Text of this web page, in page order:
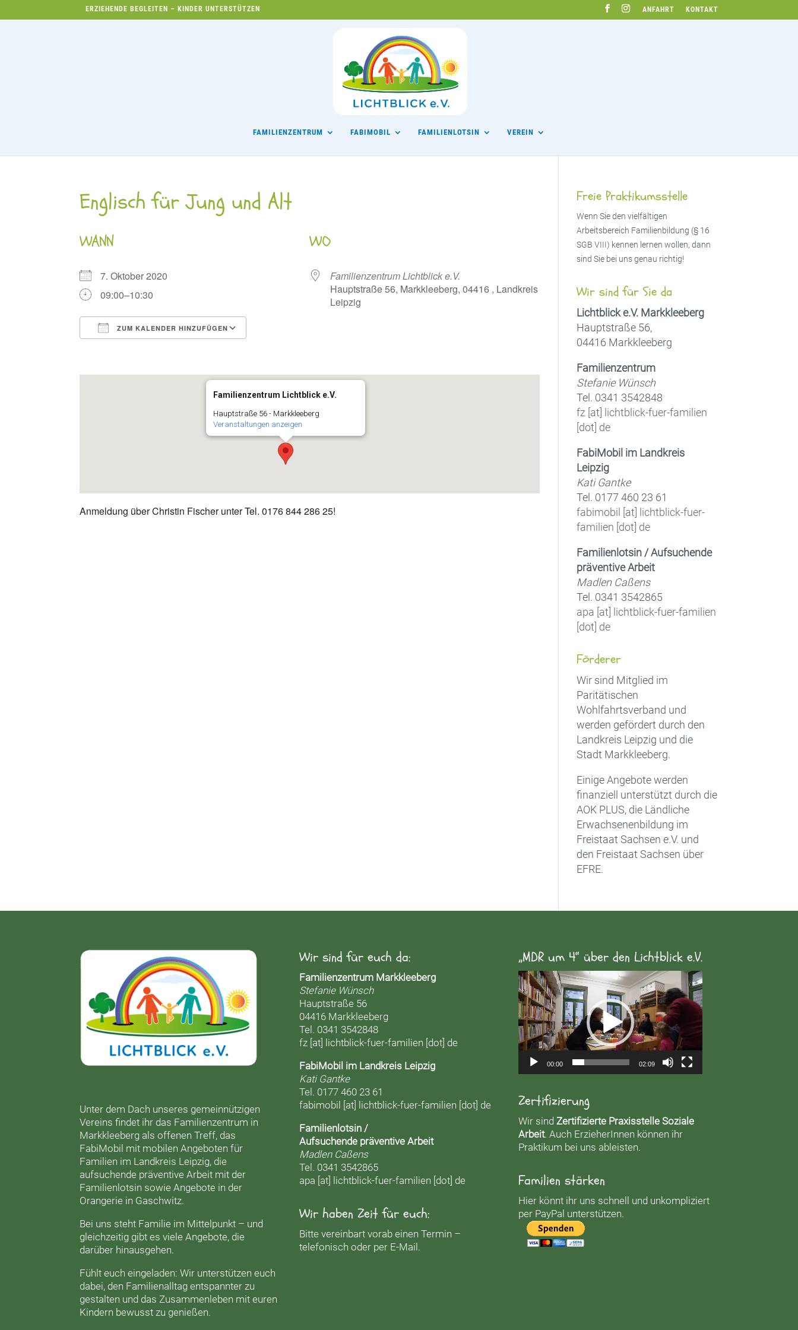
ERZIEHENDE BEGLEITEN – KINDER UNTERSTÜTZEN ANFAHRT KONTAKT
FAMILIENZENTRUM FABIMOBIL FAMILIENLOTSIN VEREIN
Englisch für Jung und Alt
WANN
7. Oktober 2020
09:00–10:30
ZUM KALENDER HINZUFÜGEN
Office 365
WO
Familienzentrum Lichtblick e.V.
Hauptstraße 56, Markkleeberg, 04416 , Landkreis
Leipzig
Familienzentrum Lichtblick e.V.
Hauptstraße 56 - Markkleeberg
Veranstaltungen anzeigen
Anmeldung über Christin Fischer unter Tel. 0176 844 286 25!
Freie Praktikumsstelle
Wenn Sie den vielfältigen
Arbeitsbereich Familienbildung (§ 16
SGB VIII) kennen lernen wollen, dann
sind Sie bei uns genau richtig!
Wir sind für Sie da
Lichtblick e.V. Markkleeberg
Hauptstraße 56,
04416 Markkleeberg
Familienzentrum
Stefanie Wünsch
Tel. 0341 3542848
fz [at] lichtblick-fuer-familien
[dot] de
FabiMobil im Landkreis
Leipzig
Kati Gantke
Tel. 0177 460 23 61
fabimobil [at] lichtblick-fuer-
familien [dot] de
Familienlotsin / Aufsuchende
präventive Arbeit
Madlen Caßens
Tel. 0341 3542865
apa [at] lichtblick-fuer-familien
[dot] de
Förderer
Wir sind Mitglied im
Paritätischen
Wohlfahrtsverband und
werden gefördert durch den
Landkreis Leipzig und die
Stadt Markkleeberg.
Einige Angebote werden
finanziell unterstützt durch die
AOK PLUS, die Ländliche
Erwachsenenbildung im
Freistaat Sachsen e.V. und
den Freistaat Sachsen über
EFRE.
Unter dem Dach unseres gemeinnützigen
Vereins findet ihr das Familienzentrum in
Markkleeberg als offenen Treff, das
FabiMobil mit mobilen Angeboten für
Familien im Landkreis Leipzig, die
aufsuchende präventive Arbeit mit der
Familienlotsin sowie Angebote in der
Orangerie in Gaschwitz.
Bei uns steht Familie im Mittelpunkt – und
gleichzeitig gibt es viele Angebote, die
darüber hinausgehen.
Fühlt euch eingeladen: Wir unterstützen euch
dabei, den Familienalltag entspannter zu
gestalten und das Zusammenleben mit euren
Kindern bewusst zu genießen.
Wir sind für euch da:
Familienzentrum Markkleeberg
Stefanie Wünsch
Hauptstraße 56
04416 Markkleeberg
Tel. 0341 3542848
fz [at] lichtblick-fuer-familien [dot] de
FabiMobil im Landkreis Leipzig
Kati Gantke
Tel. 0177 460 23 61
fabimobil [at] lichtblick-fuer-familien [dot] de
Familienlotsin /
Aufsuchende präventive Arbeit
Madlen Caßens
Tel. 0341 3542865
apa [at] lichtblick-fuer-familien [dot] de
Wir haben Zeit für euch:
Bitte vereinbart vorab einen Termin –
telefonisch oder per E-Mail.
„MDR um 4“ über den Lichtblick e.V.
Video-
Player
00:00 02:09
Zertifizierung
Wir sind Zertifizierte Praxisstelle Soziale
Arbeit. Auch ErzieherInnen können ihr
Praktikum bei uns ableisten.
Familien stärken
Hier könnt ihr uns schnell und unkompliziert
per PayPal unterstützen.